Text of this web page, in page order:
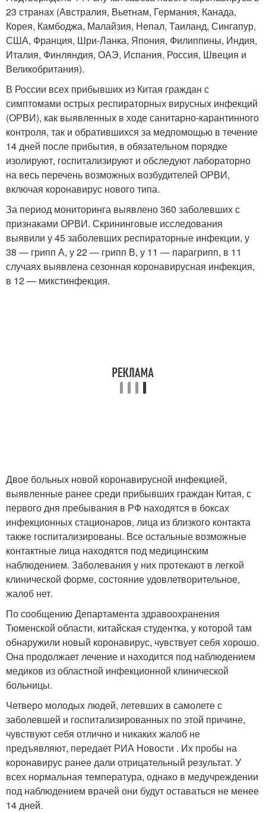
23 странах (Австралия, Вьетнам, Германия, Канада,
Корея, Камбоджа, Малайзия, Непал, Таиланд, Сингапур,
США, Франция, Шри-Ланка, Япония, Филиппины, Индия,
Италия, Финляндия, ОАЭ, Испания, Россия, Швеция и
Великобритания).
В России всех прибывших из Китая граждан с
симптомами острых респираторных вирусных инфекций
(ОРВИ), как выявленных в ходе санитарно-карантинного
контроля, так и обратившихся за медпомощью в течение
14 дней после прибытия, в обязательном порядке
изолируют, госпитализируют и обследуют лабораторно
на весь перечень возможных возбудителей ОРВИ,
включая коронавирус нового типа.
За период мониторинга выявлено 360 заболевших с
признаками ОРВИ. Скрининговые исследования
выявили у 45 заболевших респираторные инфекции, у
38 — грипп А, у 22 — грипп В, у 11 — парагрипп, в 11
случаях выявлена сезонная коронавирусная инфекция,
в 12 — микстинфекция.
Двое больных новой коронавирусной инфекцией,
выявленные ранее среди прибывших граждан Китая, с
первого дня пребывания в РФ находятся в боксах
инфекционных стационаров, лица из близкого контакта
также госпитализированы. Все остальные возможные
контактные лица находятся под медицинским
наблюдением. Заболевания у них протекают в легкой
клинической форме, состояние удовлетворительное,
жалоб нет.
По сообщению Департамента здравоохранения
Тюменской области, китайская студентка, у которой там
обнаружили новый коронавирус, чувствует себя хорошо.
Она продолжает лечение и находится под наблюдением
медиков из областной инфекционной клинической
больницы.
Четверо молодых людей, летевших в самолете с
заболевшей и госпитализированных по этой причине,
чувствуют себя отлично и никаких жалоб не
предъявляют, передает РИА Новости . Их пробы на
коронавирус ранее дали отрицательный результат. У
всех нормальная температура, однако в медучреждении
под наблюдением врачей они будут оставаться не менее
14 дней.